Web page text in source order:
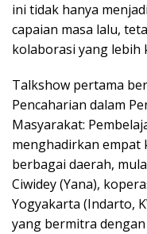
ini tidak hanya
capaian masa lalu,
kolaborasi yang lebih
Talkshow pertama
Pencaharian dalam
Masyarakat:
menghadirkan empat
berbagai daerah,
Ciwidey (Yana),
Yogyakarta (Indarto,
yang bermitra